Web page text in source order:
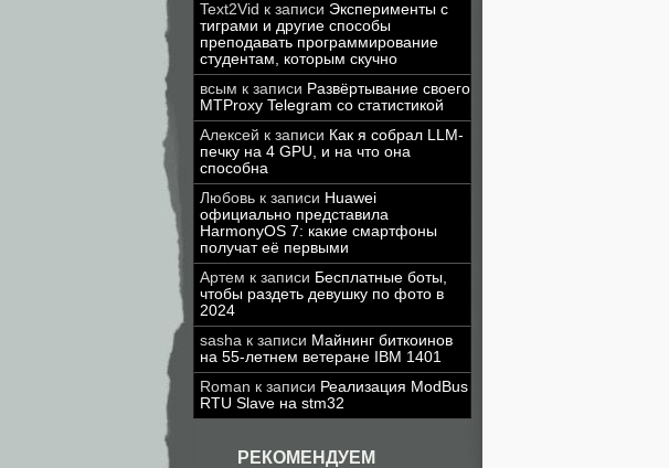
Text2Vid к записи Эксперименты с
тиграми и другие способы
преподавать программирование
студентам, которым скучно
всым к записи Развёртывание своего
MTProxy Telegram со статистикой
Алексей к записи Как я собрал LLM-
печку на 4 GPU, и на что она
способна
Любовь к записи Huawei
официально представила
HarmonyOS 7: какие смартфоны
получат её первыми
Артем к записи Бесплатные боты,
чтобы раздеть девушку по фото в
2024
sasha к записи Майнинг биткоинов
на 55-летнем ветеране IBM 1401
Roman к записи Реализация ModBus
RTU Slave на stm32
РЕКОМЕНДУЕМ